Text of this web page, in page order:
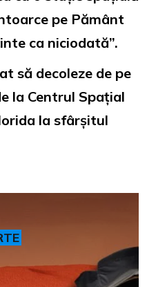
pe Pământ
ca niciodată”.
să decoleze de pe
la Centrul Spațial
la sfârșitul